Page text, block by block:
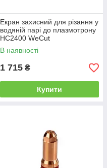
Екран захисний для різання у
водяній парі до плазмотрону
HC2400 WeCut
В наявності
1 715 ₴
Купити